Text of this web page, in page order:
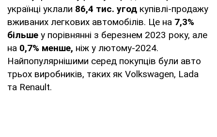
українці уклали 86,4 тис. угод купівлі-продажу
вживаних легкових автомобілів. Це на 7,3%
більше у порівнянні з березнем 2023 року, але
на 0,7% менше, ніж у лютому-2024.
Найпопулярнішими серед покупців були авто
трьох виробників, таких як Volkswagen, Lada
та Renault.